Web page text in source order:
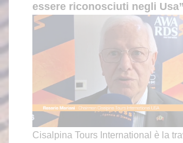
essere riconosciuti negli Usa”
Cisalpina Tours International è la